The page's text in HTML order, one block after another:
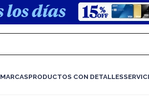
MARCASPRODUCTOS CON DETALLES